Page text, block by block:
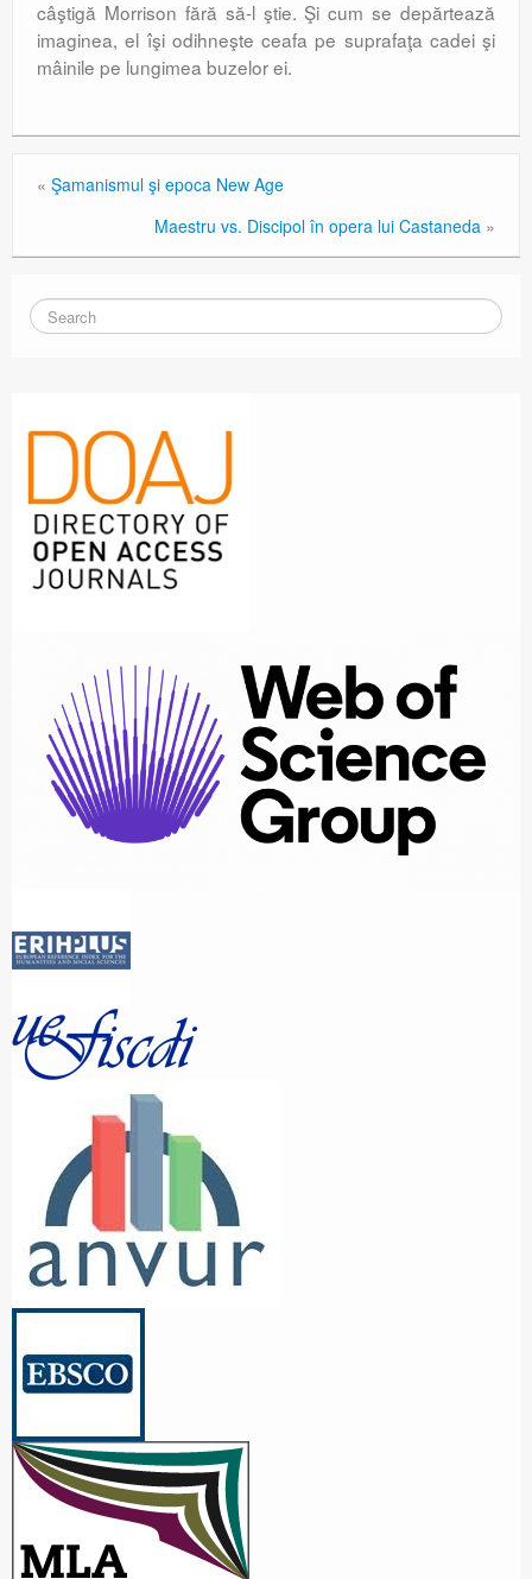
câştigă Morrison fără să-l ştie. Şi cum se depărtează
imaginea, el îşi odihneşte ceafa pe suprafaţa cadei şi
mâinile pe lungimea buzelor ei.
« Şamanismul şi epoca New Age
Maestru vs. Discipol în opera lui Castaneda »